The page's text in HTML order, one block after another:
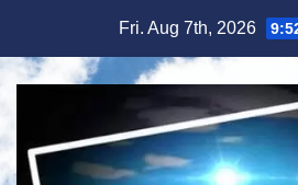
content
Fri. Aug 7th, 2026